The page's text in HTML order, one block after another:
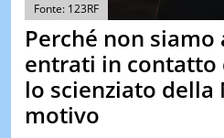
Fonte: 123RF
Perché non siamo
entrati in contatto
lo scienziato della
motivo